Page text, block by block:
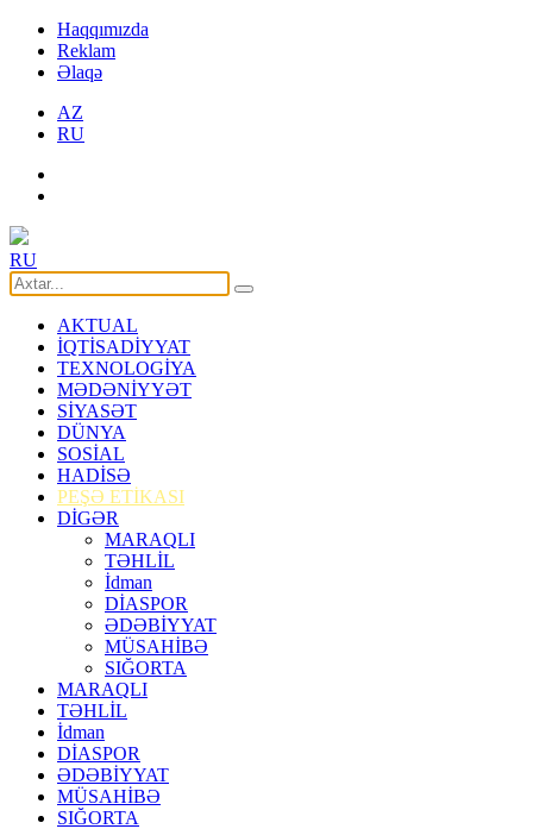
Haqqımızda
Reklam
Əlaqə
AZ
RU
RU
AKTUAL
İQTİSADİYYAT
TEXNOLOGİYA
MƏDƏNİYYƏT
SİYASƏT
DÜNYA
SOSİAL
HADİSƏ
PEŞƏ ETİKASI
DİGƏR
MARAQLI
TƏHLİL
İdman
DİASPOR
ƏDƏBİYYAT
MÜSAHİBƏ
SIĞORTA
MARAQLI
TƏHLİL
İdman
DİASPOR
ƏDƏBİYYAT
MÜSAHİBƏ
SIĞORTA